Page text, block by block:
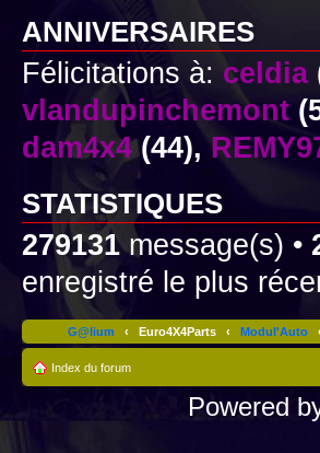
ANNIVERSAIRES
Félicitations à: celdia
vlandupinchemont
dam4x4(44),
STATISTIQUES
279131message(s) •
enregistré le plus
G@lium ‹ Euro4X4Parts ‹ Modul'Auto ‹
Index du forum
Powered